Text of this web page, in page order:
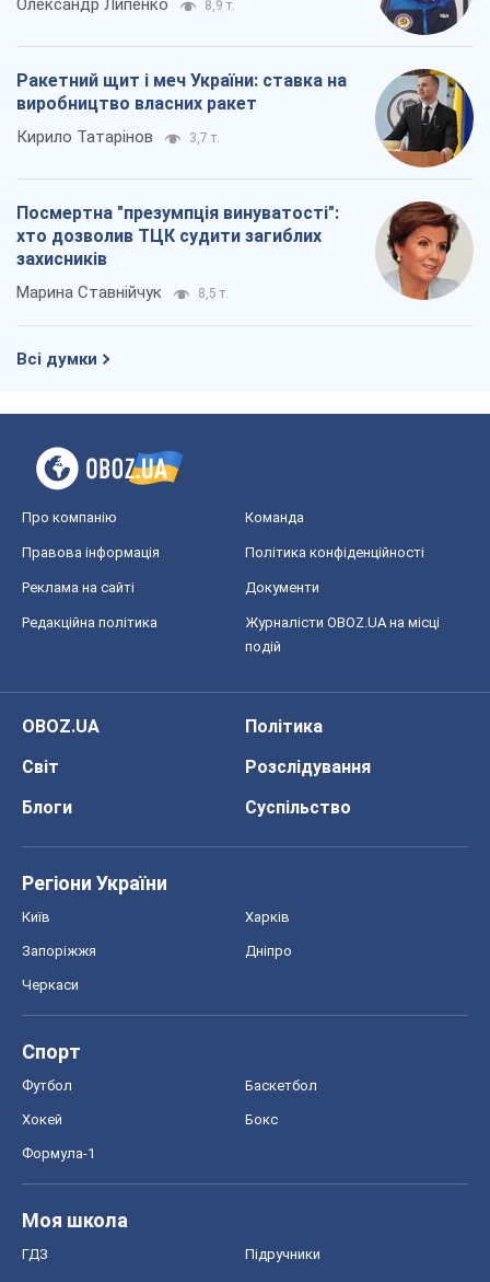
Олександр Липенко 8,9 т.
Ракетний щит і меч України: ставка на
виробництво власних ракет
Кирило Татарінов 3,7 т.
Посмертна "презумпція винуватості":
хто дозволив ТЦК судити загиблих
захисників
Марина Ставнійчук 8,5 т.
Всі думки
Про компанію Команда
Правова інформація Політика конфіденційності
Реклама на сайті Документи
Редакційна політика
Журналісти OBOZ.UA на місці
подій
OBOZ.UA
Політика
Світ
Розслідування
Блоги
Суспільство
Регіони України
Київ Харків
Запоріжжя Дніпро
Черкаси
Спорт
Футбол Баскетбол
Хокей Бокс
Формула-1
Моя школа
ГДЗ Підручники